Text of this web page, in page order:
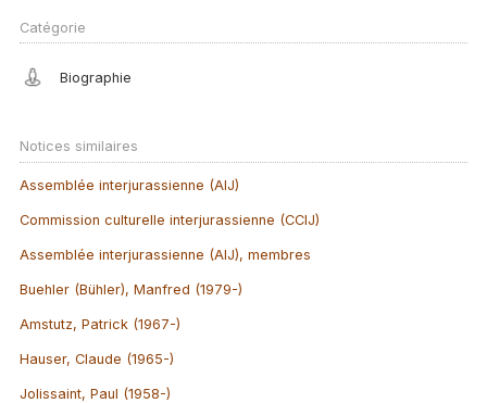
Catégorie
Biographie
Notices similaires
Assemblée interjurassienne (AIJ)
Commission culturelle interjurassienne (CCIJ)
Assemblée interjurassienne (AIJ), membres
Buehler (Bühler), Manfred (1979-)
Amstutz, Patrick (1967-)
Hauser, Claude (1965-)
Jolissaint, Paul (1958-)